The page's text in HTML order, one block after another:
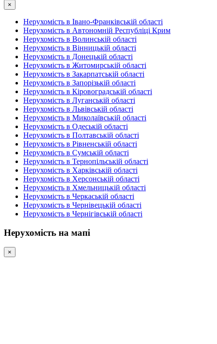
×
Нерухомість в Івано-Франківській області
Нерухомість в Автономній Республіці Крим
Нерухомість в Волинській області
Нерухомість в Вінницькій області
Нерухомість в Донецькій області
Нерухомість в Житомирській області
Нерухомість в Закарпатській області
Нерухомість в Запорізькій області
Нерухомість в Кіровоградській області
Нерухомість в Луганській області
Нерухомість в Львівській області
Нерухомість в Миколаївській області
Нерухомість в Одеській області
Нерухомість в Полтавській області
Нерухомість в Рівненській області
Нерухомість в Сумській області
Нерухомість в Тернопільській області
Нерухомість в Харківській області
Нерухомість в Херсонській області
Нерухомість в Хмельницькій області
Нерухомість в Черкаській області
Нерухомість в Чернівецькій області
Нерухомість в Чернігівській області
Нерухомість на мапі
×